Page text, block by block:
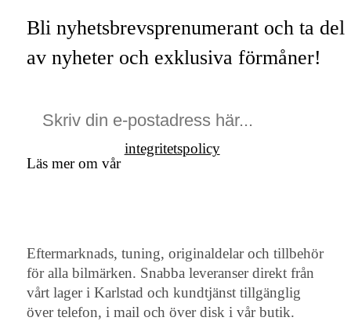
Bli nyhetsbrevsprenumerant och ta del
av nyheter och exklusiva förmåner!
Läs mer om vår
integritetspolicy
Eftermarknads, tuning, originaldelar och tillbehör
för alla bilmärken. Snabba leveranser direkt från
vårt lager i Karlstad och kundtjänst tillgänglig
över telefon, i mail och över disk i vår butik.